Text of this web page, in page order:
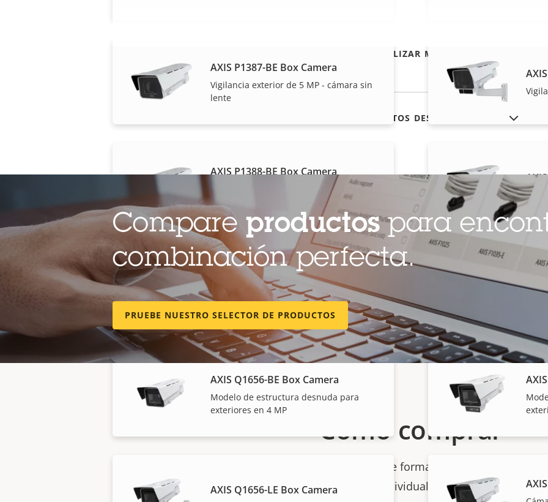
VISUALIZAR MÁS
AXIS P1387-BE Box Camera
Vigilancia exterior de 5 MP - cámara sin
lente
AXIS P1388-BE Box Camera
Vigilancia exterior de 8 MP - estructura
desnuda
AXIS P1518-E Box Camera
Vistas de gran angular y de primer
AXIS Q1656-BE Box Camera
Modelo de estructura desnuda para
exteriores en 4 MP
AXIS Q1656-LE Box Camera
MOSTRAR PRODUCTOS DESCATALOGADOS
Compareproductospara
combinación perfecta.
PRUEBE NUESTRO SELECTOR DE PRODUCTOS
Cómo comprar
Nuestros socios fiables venden e instalan de forma experta las
individuales.